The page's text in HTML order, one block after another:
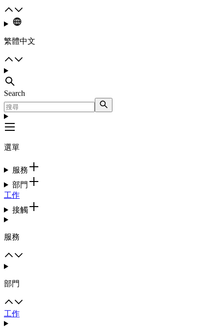
繁體中文
Search
選單
服務
部門
工作
接觸
服務
部門
工作